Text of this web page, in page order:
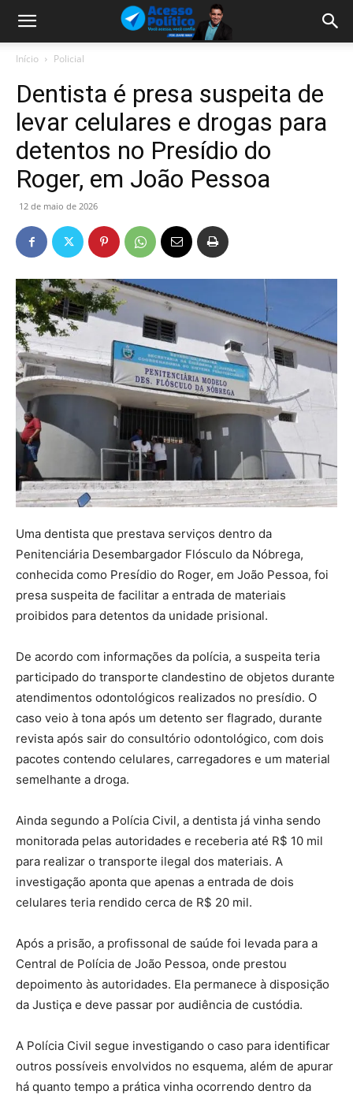
Início Policial
Dentista é presa suspeita de
levar celulares e drogas para
detentos no Presídio do
Roger, em João Pessoa
12 de maio de 2026
Uma dentista que prestava serviços dentro da
Penitenciária Desembargador Flósculo da Nóbrega,
conhecida como Presídio do Roger, em João Pessoa, foi
presa suspeita de facilitar a entrada de materiais
proibidos para detentos da unidade prisional.
De acordo com informações da polícia, a suspeita teria
participado do transporte clandestino de objetos durante
atendimentos odontológicos realizados no presídio. O
caso veio à tona após um detento ser flagrado, durante
revista após sair do consultório odontológico, com dois
pacotes contendo celulares, carregadores e um material
semelhante a droga.
Ainda segundo a Polícia Civil, a dentista já vinha sendo
monitorada pelas autoridades e receberia até R$ 10 mil
para realizar o transporte ilegal dos materiais. A
investigação aponta que apenas a entrada de dois
celulares teria rendido cerca de R$ 20 mil.
Após a prisão, a profissonal de saúde foi levada para a
Central de Polícia de João Pessoa, onde prestou
depoimento às autoridades. Ela permanece à disposição
da Justiça e deve passar por audiência de custódia.
A Polícia Civil segue investigando o caso para identificar
outros possíveis envolvidos no esquema, além de apurar
há quanto tempo a prática vinha ocorrendo dentro da